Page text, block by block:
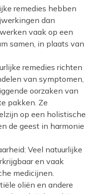
remedies hebben
dan
vaak op een
samen, in plaats van
remedies richten
van symptomen,
oorzaken van
pakken. Ze
op een holistische
de geest in harmonie
Veel natuurlijke
en vaak
medicijnen.
oliën en andere